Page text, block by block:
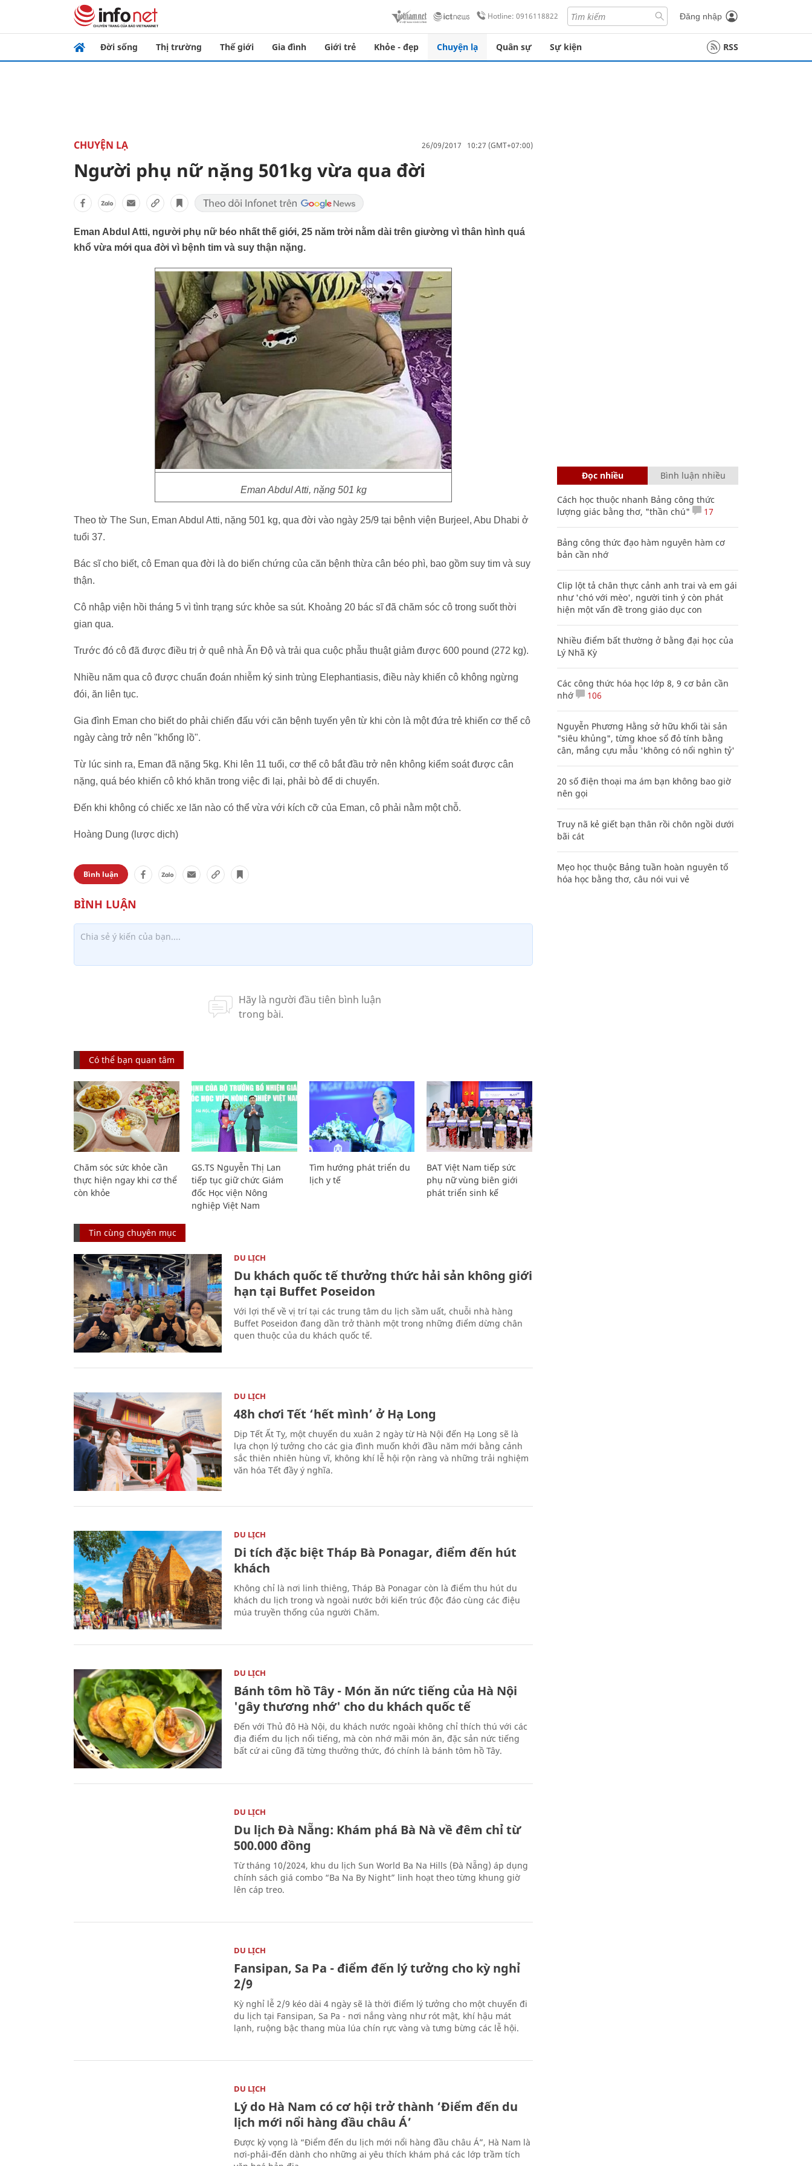
Hotline: 0916118822 Đăng nhập
Đời sống Thị trường Thế giới Gia đình Giới trẻ Khỏe - đẹp Chuyện lạ Quân sự Sự kiện RSS
CHUYỆN LẠ 26/09/2017 10:27 (GMT+07:00)
Người phụ nữ nặng 501kg vừa qua đời
Eman Abdul Atti, người phụ nữ béo nhất thế giới, 25 năm trời nằm dài trên giường vì thân hình quá
khổ vừa mới qua đời vì bệnh tim và suy thận nặng.
Eman Abdul Atti, nặng 501 kg
Theo tờ The Sun, Eman Abdul Atti, nặng 501 kg, qua đời vào ngày 25/9 tại bệnh viện Burjeel, Abu Dhabi ở
tuổi 37.
Bác sĩ cho biết, cô Eman qua đời là do biến chứng của căn bệnh thừa cân béo phì, bao gồm suy tim và suy
thận.
Cô nhập viện hồi tháng 5 vì tình trạng sức khỏe sa sút. Khoảng 20 bác sĩ đã chăm sóc cô trong suốt thời
gian qua.
Trước đó cô đã được điều trị ở quê nhà Ấn Độ và trải qua cuộc phẫu thuật giảm được 600 pound (272 kg).
Nhiều năm qua cô được chuẩn đoán nhiễm ký sinh trùng Elephantiasis, điều này khiến cô không ngừng
đói, ăn liên tục.
Gia đình Eman cho biết do phải chiến đấu với căn bệnh tuyến yên từ khi còn là một đứa trẻ khiến cơ thể cô
ngày càng trở nên "khổng lồ".
Từ lúc sinh ra, Eman đã nặng 5kg. Khi lên 11 tuổi, cơ thể cô bắt đầu trở nên không kiểm soát được cân
nặng, quá béo khiến cô khó khăn trong việc đi lại, phải bò để di chuyển.
Đến khi không có chiếc xe lăn nào có thể vừa với kích cỡ của Eman, cô phải nằm một chỗ.
Hoàng Dung (lược dịch)
Bình luận
Có thể bạn quan tâm
Chăm sóc sức khỏe cần
thực hiện ngay khi cơ thể
còn khỏe
GS.TS Nguyễn Thị Lan
tiếp tục giữ chức Giám
đốc Học viện Nông
nghiệp Việt Nam
Tìm hướng phát triển du
lịch y tế
BAT Việt Nam tiếp sức
phụ nữ vùng biên giới
phát triển sinh kế
Tin cùng chuyên mục
DU LỊCH
Du khách quốc tế thưởng thức hải sản không giới
hạn tại Buffet Poseidon
Với lợi thế về vị trí tại các trung tâm du lịch sầm uất, chuỗi nhà hàng
Buffet Poseidon đang dần trở thành một trong những điểm dừng chân
quen thuộc của du khách quốc tế.
DU LỊCH
48h chơi Tết ‘hết mình’ ở Hạ Long
Dịp Tết Ất Tỵ, một chuyến du xuân 2 ngày từ Hà Nội đến Hạ Long sẽ là
lựa chọn lý tưởng cho các gia đình muốn khởi đầu năm mới bằng cảnh
sắc thiên nhiên hùng vĩ, không khí lễ hội rộn ràng và những trải nghiệm
văn hóa Tết đầy ý nghĩa.
DU LỊCH
Di tích đặc biệt Tháp Bà Ponagar, điểm đến hút
khách
Không chỉ là nơi linh thiêng, Tháp Bà Ponagar còn là điểm thu hút du
khách du lịch trong và ngoài nước bởi kiến trúc độc đáo cùng các điệu
múa truyền thống của người Chăm.
DU LỊCH
Bánh tôm hồ Tây - Món ăn nức tiếng của Hà Nội
'gây thương nhớ' cho du khách quốc tế
Đến với Thủ đô Hà Nội, du khách nước ngoài không chỉ thích thú với các
địa điểm du lịch nổi tiếng, mà còn nhớ mãi món ăn, đặc sản nức tiếng
bất cứ ai cũng đã từng thưởng thức, đó chính là bánh tôm hồ Tây.
DU LỊCH
Du lịch Đà Nẵng: Khám phá Bà Nà về đêm chỉ từ
500.000 đồng
Từ tháng 10/2024, khu du lịch Sun World Ba Na Hills (Đà Nẵng) áp dụng
chính sách giá combo “Ba Na By Night” linh hoạt theo từng khung giờ
lên cáp treo.
DU LỊCH
Fansipan, Sa Pa - điểm đến lý tưởng cho kỳ nghỉ
2/9
Kỳ nghỉ lễ 2/9 kéo dài 4 ngày sẽ là thời điểm lý tưởng cho một chuyến đi
du lịch tại Fansipan, Sa Pa - nơi nắng vàng như rót mật, khí hậu mát
lạnh, ruộng bậc thang mùa lúa chín rực vàng và tưng bừng các lễ hội.
DU LỊCH
Lý do Hà Nam có cơ hội trở thành ‘Điểm đến du
lịch mới nổi hàng đầu châu Á’
Được kỳ vọng là “Điểm đến du lịch mới nổi hàng đầu châu Á”, Hà Nam là
nơi-phải-đến dành cho những ai yêu thích khám phá các lớp trầm tích
Đọc nhiều Bình luận nhiều
Cách học thuộc nhanh Bảng công thức
lượng giác bằng thơ, "thần chú"
17
Bảng công thức đạo hàm nguyên hàm cơ
bản cần nhớ
Clip lột tả chân thực cảnh anh trai và em gái
như 'chó với mèo', người tinh ý còn phát
hiện một vấn đề trong giáo dục con
Nhiều điểm bất thường ở bằng đại học của
Lý Nhã Kỳ
Các công thức hóa học lớp 8, 9 cơ bản cần
nhớ
106
Nguyễn Phương Hằng sở hữu khối tài sản
"siêu khủng", từng khoe sổ đỏ tính bằng
cân, mắng cựu mẫu 'không có nổi nghìn tỷ'
20 số điện thoại ma ám bạn không bao giờ
nên gọi
Truy nã kẻ giết bạn thân rồi chôn ngồi dưới
bãi cát
Mẹo học thuộc Bảng tuần hoàn nguyên tố
hóa học bằng thơ, câu nói vui vẻ